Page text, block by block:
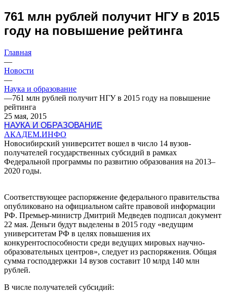
761 млн рублей получит НГУ в 2015
году на повышение рейтинга
Главная
—
Новости
—
Наука и образование
—761 млн рублей получит НГУ в 2015 году на повышение
рейтинга
25 мая, 2015
НАУКА И ОБРАЗОВАНИЕ
АКАДЕМ.ИНФО
Новосибирский университет вошел в число 14 вузов-
получателей государственных субсидий в рамках
Федеральной программы по развитию образования на 2013–
2020 годы.
Соответствующее распоряжение федерального правительства
опубликовано на официальном сайте правовой информации
РФ. Премьер-министр Дмитрий Медведев подписал документ
22 мая. Деньги будут выделены в 2015 году «ведущим
университетам РФ в целях повышения их
конкурентоспособности среди ведущих мировых научно-
образовательных центров», следует из распоряжения. Общая
сумма господдержки 14 вузов составит 10 млрд 140 млн
рублей.
В числе получателей субсидий: